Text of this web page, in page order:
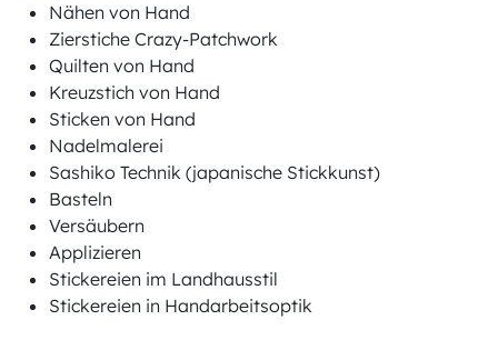
Nähen von Hand
Zierstiche Crazy-Patchwork
Quilten von Hand
Kreuzstich von Hand
Sticken von Hand
Nadelmalerei
Sashiko Technik (japanische Stickkunst)
Basteln
Versäubern
Applizieren
Stickereien im Landhausstil
Stickereien in Handarbeitsoptik